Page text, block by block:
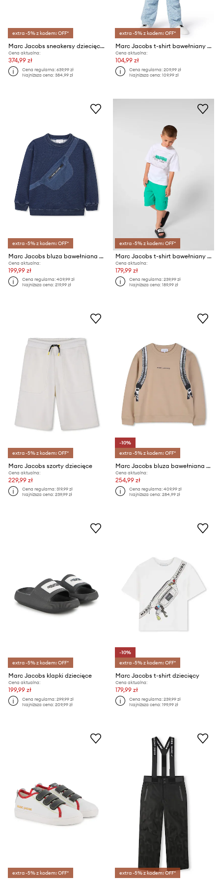
extra -5% z kodem: OFF*
Marc Jacobs sneakersy dziecięce
Cena aktualna:
374,99 zł
Cena regularna:639,99 zł
Najniższa cena:384,99 zł
extra -5% z kodem: OFF*
Marc Jacobs t-shirt bawełniany dziecięcy
Cena aktualna:
104,99 zł
Cena regularna:209,99 zł
Najniższa cena:109,99 zł
extra -5% z kodem: OFF*
Marc Jacobs bluza bawełniana dziecięca
Cena aktualna:
199,99 zł
Cena regularna:409,99 zł
Najniższa cena:219,99 zł
extra -5% z kodem: OFF*
Marc Jacobs t-shirt bawełniany dziecięcy
Cena aktualna:
179,99 zł
Cena regularna:239,99 zł
Najniższa cena:189,99 zł
extra -5% z kodem: OFF*
Marc Jacobs szorty dziecięce
Cena aktualna:
229,99 zł
Cena regularna:319,99 zł
Najniższa cena:239,99 zł
-10%
extra -5% z kodem: OFF*
Marc Jacobs bluza bawełniana dziecięca
Cena aktualna:
254,99 zł
Cena regularna:409,99 zł
Najniższa cena:284,99 zł
extra -5% z kodem: OFF*
Marc Jacobs klapki dziecięce
Cena aktualna:
199,99 zł
Cena regularna:299,99 zł
Najniższa cena:209,99 zł
-10%
extra -5% z kodem: OFF*
Marc Jacobs t-shirt dziecięcy
Cena aktualna:
179,99 zł
Cena regularna:239,99 zł
Najniższa cena:199,99 zł
extra -5% z kodem: OFF* extra -5% z kodem: OFF*